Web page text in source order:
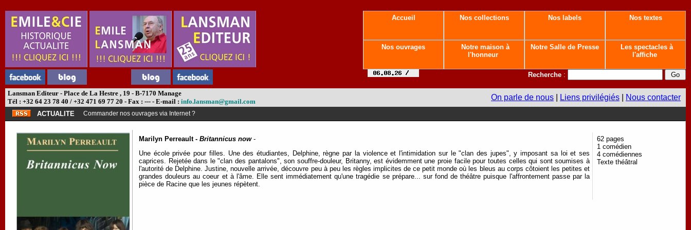
Accueil Nos collections Nos labels Nos textes
Nos ouvrages
Notre maison à
l'honneur
Notre Salle de Presse
Les spectacles à
l'affiche
Recherche :
Lansman Editeur - Place de La Hestre , 19 - B-7170 Manage
Tél : +32 64 23 78 40 / +32 471 69 77 20 - Fax : --- - E-mail : info.lansman@gmail.com On parle de nous Liens privilégiés Nous contacter
ACTUALITE Commander nos ouvrages via Internet ?
Marilyn Perreault - Britannicus now-
Une école privée pour filles. Une des étudiantes, Delphine, règne par la violence et l'intimidation sur le "clan des jupes", y imposant sa loi et ses
caprices. Rejetée dans le "clan des pantalons", son souffre-douleur, Britanny, est évidemment une proie facile pour toutes celles qui sont soumises à
l'autorité de Delphine. Justine, nouvelle arrivée, découvre peu à peu les règles implicites de ce petit monde où les bleus au corps côtoient les petites et
grandes douleurs au coeur et à l'âme. Elle sent immédiatement qu'une tragédie se prépare... sur fond de théâtre puisque l'affrontement passe par la
pièce de Racine que les jeunes répètent.
62 pages
1 comédien
4 comédiennes
Texte théâtral